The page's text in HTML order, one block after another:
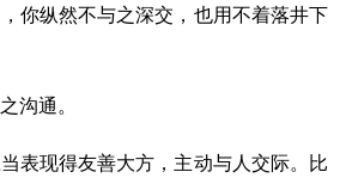
你纵然不与之深交，也用不着落井下
沟通。
表现得友善大方，主动与人交际。比